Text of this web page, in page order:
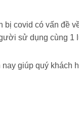
bị covid có vấn đề
sử dụng cùng 1
giúp quý khách